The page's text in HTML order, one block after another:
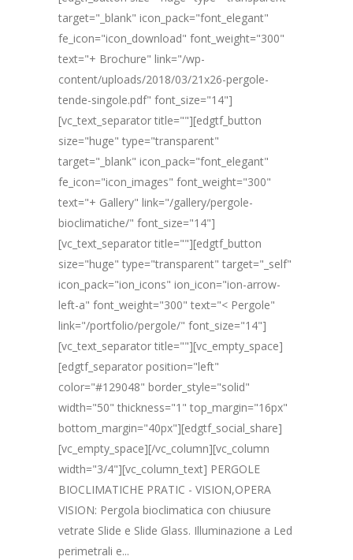
target="_blank" icon_pack="font_elegant"
fe_icon="icon_download" font_weight="300"
text="+ Brochure" link="/wp-
content/uploads/2018/03/21x26-pergole-
tende-singole.pdf" font_size="14"]
[vc_text_separator title=""][edgtf_button
size="huge" type="transparent"
target="_blank" icon_pack="font_elegant"
fe_icon="icon_images" font_weight="300"
text="+ Gallery" link="/gallery/pergole-
bioclimatiche/" font_size="14"]
[vc_text_separator title=""][edgtf_button
size="huge" type="transparent" target="_self"
icon_pack="ion_icons" ion_icon="ion-arrow-
left-a" font_weight="300" text="< Pergole"
link="/portfolio/pergole/" font_size="14"]
[vc_text_separator title=""][vc_empty_space]
[edgtf_separator position="left"
color="#129048" border_style="solid"
width="50" thickness="1" top_margin="16px"
bottom_margin="40px"][edgtf_social_share]
[vc_empty_space][/vc_column][vc_column
width="3/4"][vc_column_text] PERGOLE
BIOCLIMATICHE PRATIC - VISION,OPERA
VISION: Pergola bioclimatica con chiusure
vetrate Slide e Slide Glass. Illuminazione a Led
perimetrali e...